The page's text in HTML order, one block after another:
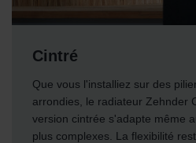
Cintré
Que vous l'installiez sur des
arrondies, le radiateur Zehnder
version cintrée s'adapte même
plus complexes. La flexibilité